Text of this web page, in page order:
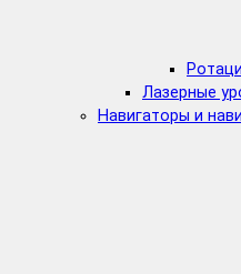
Лазерные
Навигаторы и